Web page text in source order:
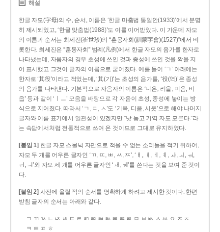
해설
한글 자모(字母)의 수, 순서, 이름은 ‘한글 마춤법 통일안(1933)’에서 분명
히 제시되었고, ‘한글 맞춤법(1988)’도 이를 이어받았다. 이 가운데 자모
의 이름과 순서는 최세진(崔世珍)의 “훈몽자회(訓蒙字會)(1527)”에서 비
롯한다. 최세진은 “훈몽자회” 범례(凡例)에서 한글 자모의 음가를 한자로
나타냈는데, 자음자의 경우 초성에 쓰인 것과 종성에 쓰인 것을 짝을 지
어 표시했고 그것이 글자의 이름으로 굳어졌다. 예를 들어 ‘ㄱ’ 아래에는
한자로 ‘其役’이라고 적었는데, ‘其(기)’는 초성의 음가를, ‘役(역)’은 종성
의 음가를 나타낸다. 기본적으로 자음자의 이름은 ‘니은, 리을, 미음, 비
읍’ 등과 같이 ‘ㅣㅡ’ 모음을 바탕으로 각 자음이 초성, 종성에 놓이는 방
식으로 지어졌다. 따라서 ‘ㄱ, ㄷ, ㅅ’도 ‘기윽, 디읃, 시읏’으로 해야 나머지
글자와 이름 표기에서 일관성이 있겠지만 “낫 놓고 기역 자도 모른다.”라
는 속담에서처럼 전통적으로 쓰여 온 것이므로 그대로 유지하였다.
[붙임 1] 한글 자모 스물넉 자만으로 적을 수 없는 소리들을 적기 위하여,
자모 두 개를 어우른 글자인 ‘ㄲ, ㄸ, ㅃ, ㅆ, ㅉ’, ‘ㅐ, ㅒ, ㅔ, ㅖ, ㅘ, ㅚ, ㅝ,
ㅟ, ㅢ’와 자모 세 개를 어우른 글자인 ‘ㅙ, ㅞ’를 쓴다는 것을 보여 준 것이
다.
[붙임 2] 사전에 올릴 적의 순서를 명확하게 하려고 제시한 것이다. 한편
받침 글자의 순서는 아래와 같다.
ㄱ ㄲ ㄳ ㄴ ㄵ ㄶ ㄷ ㄹ ㄺ ㄻ ㄼ ㄽ ㄾ ㄿ ㅀ ㅁ ㅂ ㅄ ㅅ ㅆ ㅇ ㅈ ㅊ
ㅋ ㅌ ㅍ ㅎ